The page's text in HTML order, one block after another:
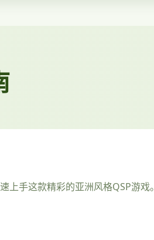
手这款精彩的亚洲风格QSP游戏。